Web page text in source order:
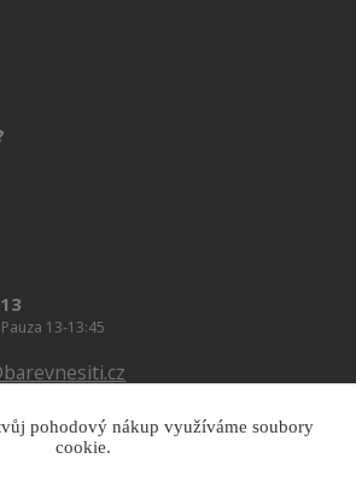
13-13:45
pohodový nákup využíváme soubory
cookie.